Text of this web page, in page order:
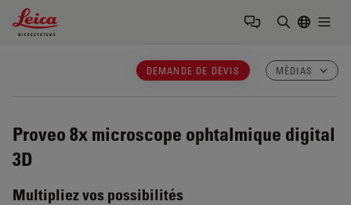
Leica Microsystems Logo
DEMANDE DE DEVIS MÉDIAS
Proveo 8x microscope ophtalmique digital
3D
Multipliez vos possibilités